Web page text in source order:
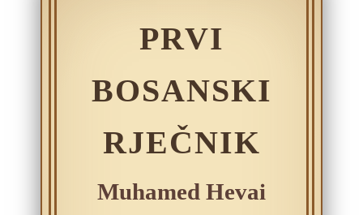
PRVI
BOSANSKI
RJEČNIK
Muhamed Hevai